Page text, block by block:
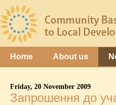
Home About us
Friday, 20 November 2009
Запрошення до